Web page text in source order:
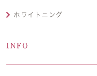
ホワイトニング
INFO